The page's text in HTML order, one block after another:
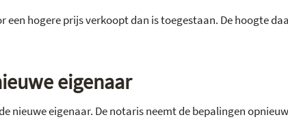
een hogere prijs verkoopt dan is toegestaan. De hoogte
eigenaar
nieuwe eigenaar. De notaris neemt de bepalingen